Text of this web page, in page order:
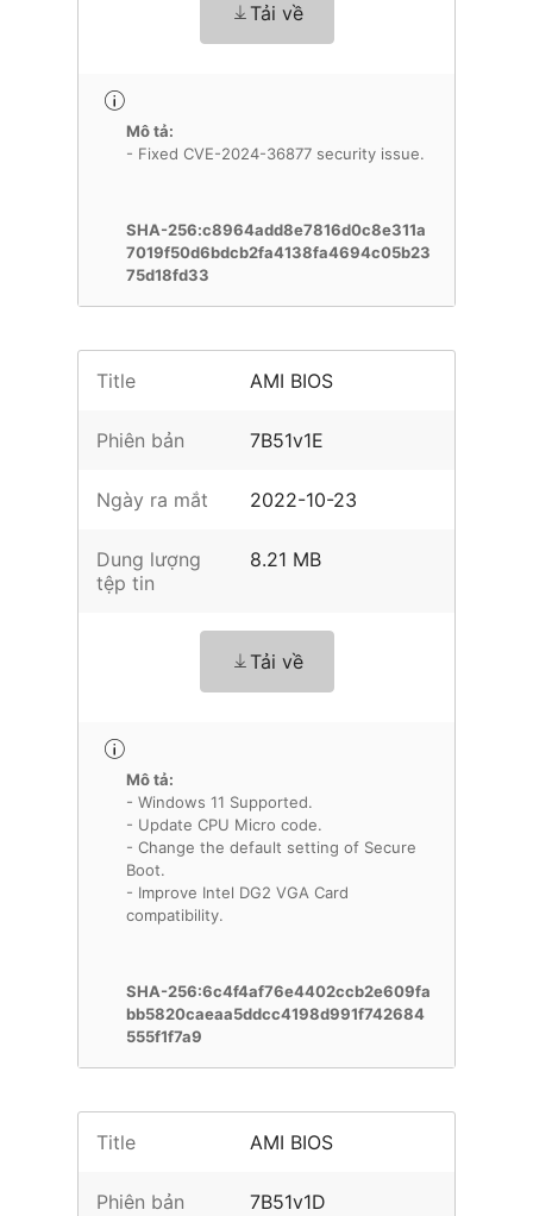
Tải về
Mô tả:
- Fixed CVE-2024-36877 security issue.
SHA-256:c8964add8e7816d0c8e311a
7019f50d6bdcb2fa4138fa4694c05b23
75d18fd33
Title AMI BIOS
Phiên bản 7B51v1E
Ngày ra mắt 2022-10-23
Dung lượng
tệp tin
8.21 MB
Tải về
Mô tả:
- Windows 11 Supported.
- Update CPU Micro code.
- Change the default setting of Secure
Boot.
- Improve Intel DG2 VGA Card
compatibility.
SHA-256:6c4f4af76e4402ccb2e609fa
bb5820caeaa5ddcc4198d991f742684
555f1f7a9
Title AMI BIOS
Phiên bản 7B51v1D